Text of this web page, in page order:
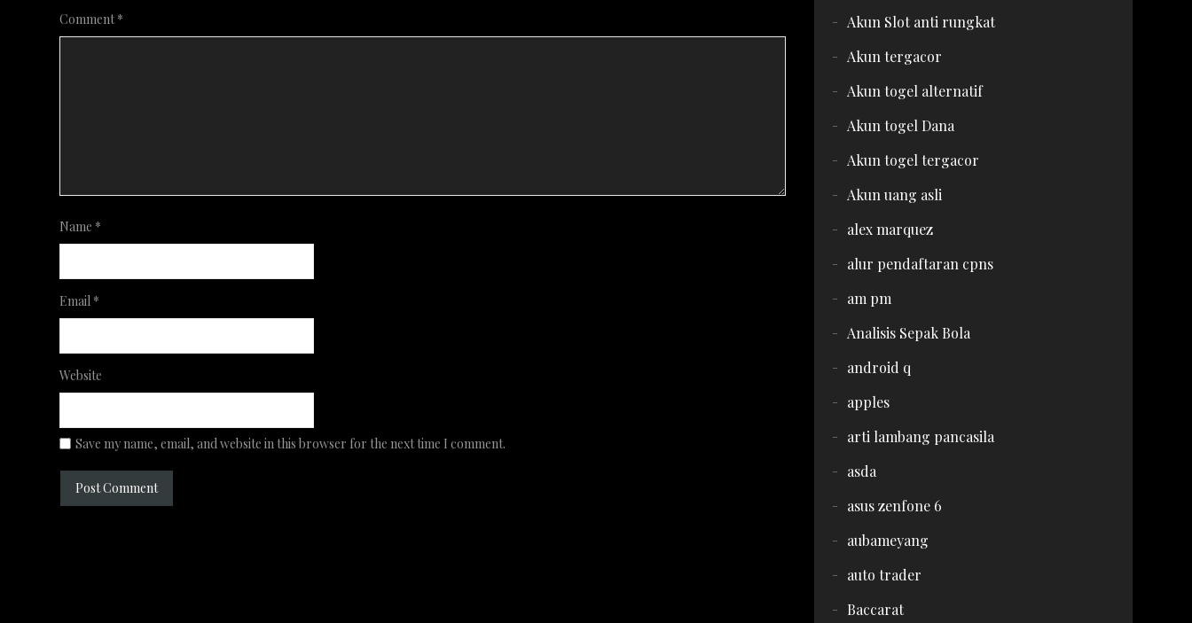
Comment*
Name *
Email *
Website
Save my name, email, and website in this browser for the next time I comment.
Akun Slot anti rungkat
Akun tergacor
Akun togel alternatif
Akun togel Dana
Akun togel tergacor
Akun uang asli
alex marquez
alur pendaftaran cpns
am pm
Analisis Sepak Bola
android q
apples
arti lambang pancasila
asda
asus zenfone 6
aubameyang
auto trader
Baccarat